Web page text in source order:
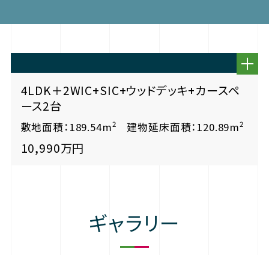
4LDK＋2WIC+SIC+ウッドデッキ+カースペ
ース2台
敷地面積：189.54m2 建物延床面積：120.89m2
10,990万円
ギャラリー